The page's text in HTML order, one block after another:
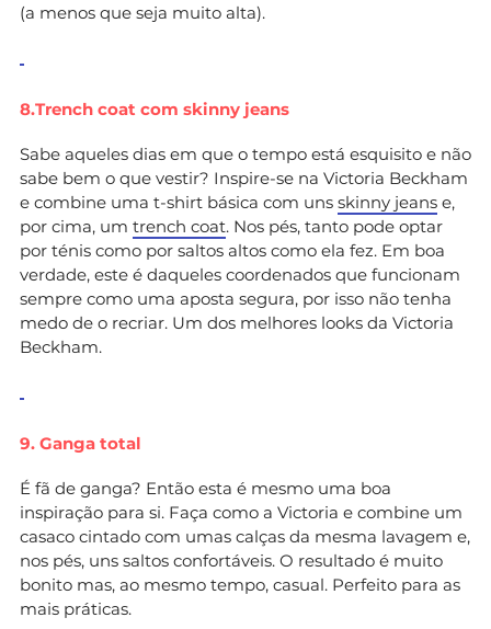
(a menos que seja muito alta).
8.Trench coat com skinny jeans
Sabe aqueles dias em que o tempo está esquisito e não
sabe bem o que vestir? Inspire-se na Victoria Beckham
e combine uma t-shirt básica com uns skinny jeans e,
por cima, um trench coat. Nos pés, tanto pode optar
por ténis como por saltos altos como ela fez. Em boa
verdade, este é daqueles coordenados que funcionam
sempre como uma aposta segura, por isso não tenha
medo de o recriar. Um dos melhores looks da Victoria
Beckham.
9. Ganga total
É fã de ganga? Então esta é mesmo uma boa
inspiração para si. Faça como a Victoria e combine um
casaco cintado com umas calças da mesma lavagem e,
nos pés, uns saltos confortáveis. O resultado é muito
bonito mas, ao mesmo tempo, casual. Perfeito para as
mais práticas.